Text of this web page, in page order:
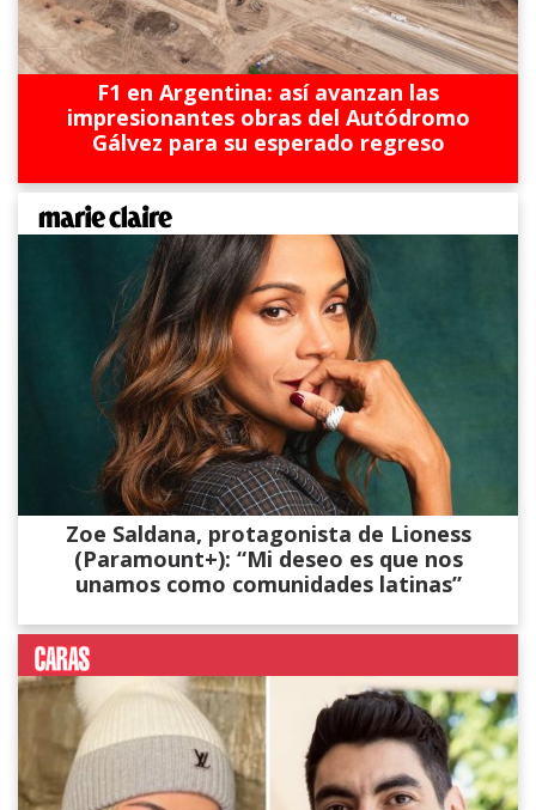
F1 en Argentina: así avanzan las
impresionantes obras del Autódromo
Gálvez para su esperado regreso
Zoe Saldana, protagonista de Lioness
(Paramount+): “Mi deseo es que nos
unamos como comunidades latinas”